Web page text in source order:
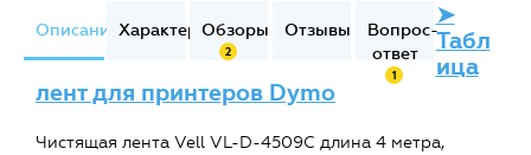
ОписаниеХарактеристики
Обзоры
2
Отзывы
Вопрос-
ответ
1
➤
Табл
ица
лент для принтеров Dymo
Чистящая лента Vell VL-D-4509C длина 4 метра,